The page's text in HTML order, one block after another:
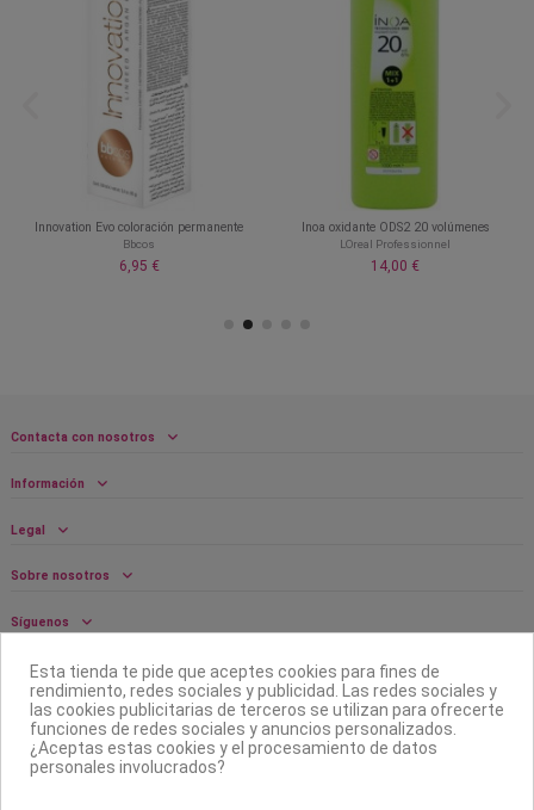
Innovation Evo coloración permanente
Bbcos
6,95 €
Inoa oxidante ODS2 20 volúmenes
LOreal Professionnel
14,00 €
Contacta con nosotros
Información
Legal
Sobre nosotros
Síguenos
Boletín
Esta tienda te pide que aceptes cookies para fines de
rendimiento, redes sociales y publicidad. Las redes sociales y
las cookies publicitarias de terceros se utilizan para ofrecerte
funciones de redes sociales y anuncios personalizados.
¿Aceptas estas cookies y el procesamiento de datos
personales involucrados?